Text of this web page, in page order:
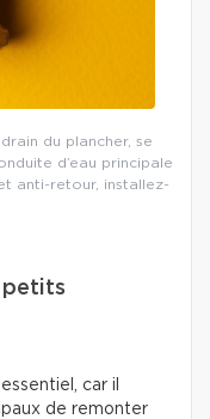
du plancher, se
d’eau principale
anti-retour, installez-
petits
car il
de remonter